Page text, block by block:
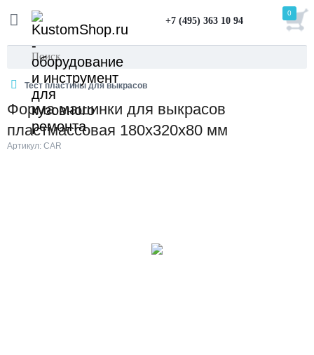
+7 (495) 363 10 94
0
Тест пластины для выкрасов
Форма машинки для выкрасов
пластмассовая 180х320х80 мм
Артикул: CAR